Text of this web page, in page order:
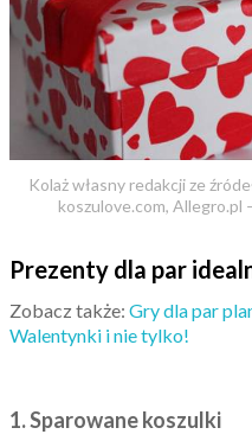
Kolaż własny redakcji ze
koszulove.com, Allegro.pl
Prezenty dla par
Zobacz także: Gry dla par
Walentynki i nie tylko!
1. Sparowane koszulki